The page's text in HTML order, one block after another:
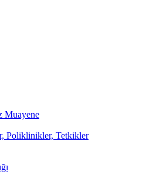
Muayene
Poliklinikler, Tetkikler